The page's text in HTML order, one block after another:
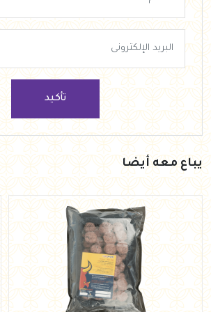
تأكيد
يباع معه أيضا